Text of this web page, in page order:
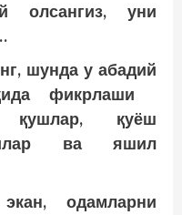
олсангиз, уни
шунда у абадий
фикрлаши
қушлар, қуёш
ва яшил
одамларни